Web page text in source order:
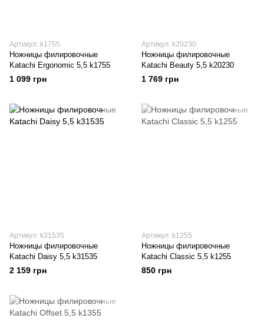
Артикул: k1755
Ножницы филировочные
Katachi Ergonomic 5,5 k1755
1 099 грн
Артикул: k20230
Ножницы филировочные
Katachi Beauty 5,5 k20230
1 769 грн
Артикул: k31535
Ножницы филировочные
Katachi Daisy 5,5 k31535
2 159 грн
Артикул: k1255
Ножницы филировочные
Katachi Classic 5,5 k1255
850 грн